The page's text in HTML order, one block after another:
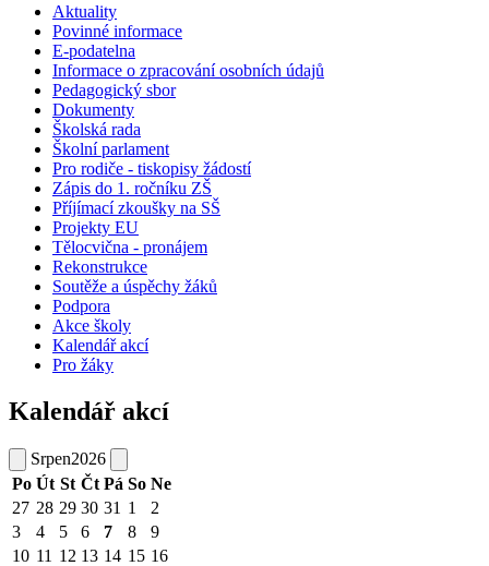
Aktuality
Povinné informace
E-podatelna
Informace o zpracování osobních údajů
Pedagogický sbor
Dokumenty
Školská rada
Školní parlament
Pro rodiče - tiskopisy žádostí
Zápis do 1. ročníku ZŠ
Příjímací zkoušky na SŠ
Projekty EU
Tělocvična - pronájem
Rekonstrukce
Soutěže a úspěchy žáků
Podpora
Akce školy
Kalendář akcí
Pro žáky
Kalendář akcí
Srpen2026
Po Út St Čt Pá So Ne
27 28 29 30 31 1
2
3
4 5 6 7 8
9
10 11 12 13 14 15 16